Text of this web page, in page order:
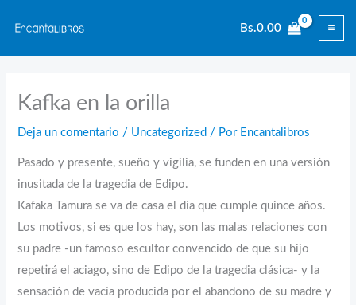
contenido
Bs.0.00
Kafka en la orilla
Deja un comentario / Uncategorized / Por Encantalibros
Pasado y presente, sueño y vigilia, se funden en una versión
inusitada de la tragedia de Edipo.
Kafaka Tamura se va de casa el día que cumple quince años.
Los motivos, si es que los hay, son las malas relaciones con
su padre -un famoso escultor convencido de que su hijo
repetirá el aciago, sino de Edipo de la tragedia clásica- y la
sensación de vacía producida por el abandono de su madre y